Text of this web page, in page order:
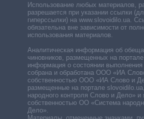
Использование любых материалов,
разрешается при указании ссылки
гиперссылки) на www.slovoidilo.ua.
обязательна вне зависимости от
использования материалов.
Аналитическая информация об
чиновников, размещенных на портале
информация о состоянии выполнения
собрана и обработана ООО «ИА
собственностью ООО «ИА Слово и
размещенные на портале
народного контроля Слово и Дело» и
собственностью ОО «Система
Дело».